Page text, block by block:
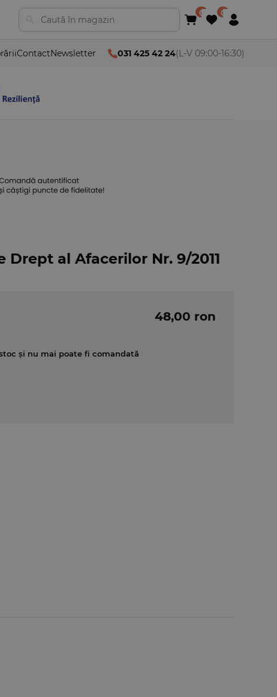
ContactNewsletter 031 425 42 24(L-V 09:00-16:30)
Drept al Afacerilor Nr. 9/2011
48,00 ron
și nu mai poate fi comandată